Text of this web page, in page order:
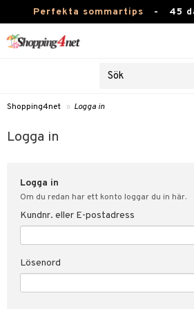
Perfekta sommartips - 45
Kontaktlinser
Hälsokost
Fitness
Hem & Inredning
Leksaker, Barn & Baby
Varumärken
Shopping4net » Logga in
Logga in
Logga in
Om du redan har ett konto loggar du in här.
Kundnr. eller E-postadress
Lösenord
svar